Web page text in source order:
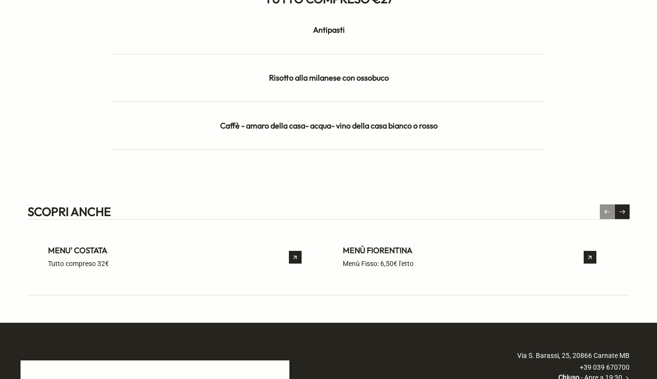
Antipasti
Risotto alla milanese con ossobuco
Caffè - amaro della casa- acqua- vino della casa bianco o rosso
SCOPRI ANCHE
MENU' COSTATA
Tutto compreso 32€
MENÙ FIORENTINA
Menù Fisso: 6,50€ l'etto
Via S. Barassi, 25, 20866 Carnate MB
+39 039 670700